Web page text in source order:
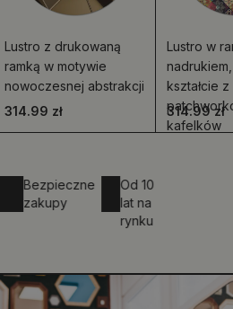
Lustro z drukowaną
ramką w motywie
nowoczesnej abstrakcji
314.99 zł
Lustro w
kształcie
kafelków
314.99 zł
Bezpieczne
zakupy
Od 10
lat na
rynku